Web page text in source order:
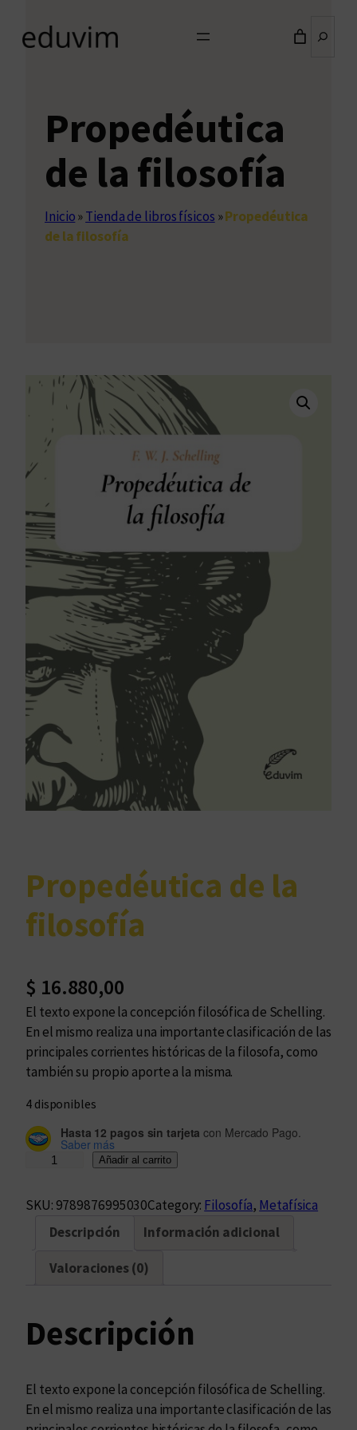
Propedéutica
de la filosofía
Inicio»Tienda de libros físicos »Propedéutica
de la filosofía
Propedéutica de la
filosofía
$ 16.880,00
El texto expone la concepción filosófica de Schelling.
En el mismo realiza una importante clasificación de las
principales corrientes históricas de la filosofa, como
también su propio aporte a la misma.
4 disponibles
Hasta 12 pagos sin tarjeta con Mercado Pago.
Saber más
o
t
d
e
Añadir al carrito
SKU: 9789876995030Category: Filosofía, Metafísica
Descripción
Información adicional
Valoraciones (0)
Descripción
El texto expone la concepción filosófica de Schelling.
En el mismo realiza una importante clasificación de las